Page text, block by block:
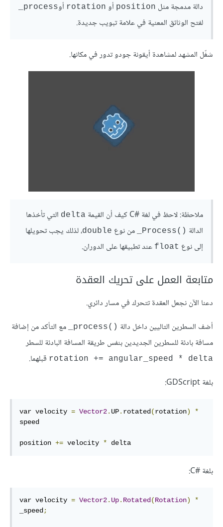
دالة مدمجة مثل position أو rotation أو‎_process
لفتح الوثائق المعنية في علامة تبويب جديدة.
شغّل المشهد لمشاهدة أيقونة جودو تدور في مكانها.
ملاحظة: لاحظ في لغة C#‎ كيف أن القيمة delta التي تأخذها
الدالة ‎_Process()‎ من نوع double، لذلك يجب تحويلها
إلى نوع float عند تطبيقها على الدوران.
متابعة العمل على تحريك العقدة
دعنا الآن نجعل العقدة تتحرك في مسار دائري.
أضف السطرين التاليين داخل دالة ‎_process()‎
مع التأكد من إضافة
مسافة بادئة للسطرين الجديدين بنفس طريقة المسافة البادئة للسطر
rotation += angular_speed * delta قبلهما.
بلغة GDScript:
var velocity = Vector2. UP. rotated(rotation)
*
speed
position += velocity * delta
بلغة C#‎:
var velocity = Vector2. Up. Rotated(Rotation)
*
_speed;